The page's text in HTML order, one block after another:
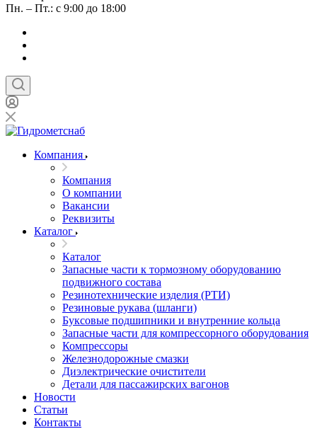
Пн. – Пт.: с 9:00 до 18:00
Компания
Компания
О компании
Вакансии
Реквизиты
Каталог
Каталог
Запасные части к тормозному оборудованию
подвижного состава
Резинотехнические изделия (РТИ)
Резиновые рукава (шланги)
Буксовые подшипники и внутренние кольца
Запасные части для компрессорного оборудования
Компрессоры
Железнодорожные смазки
Диэлектрические очистители
Детали для пассажирских вагонов
Новости
Статьи
Контакты